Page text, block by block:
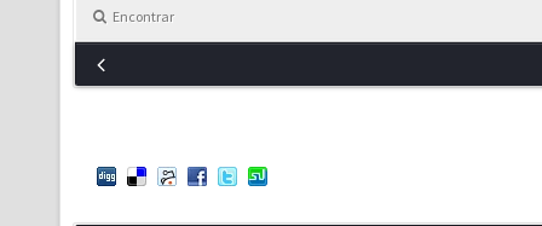
Encontrar